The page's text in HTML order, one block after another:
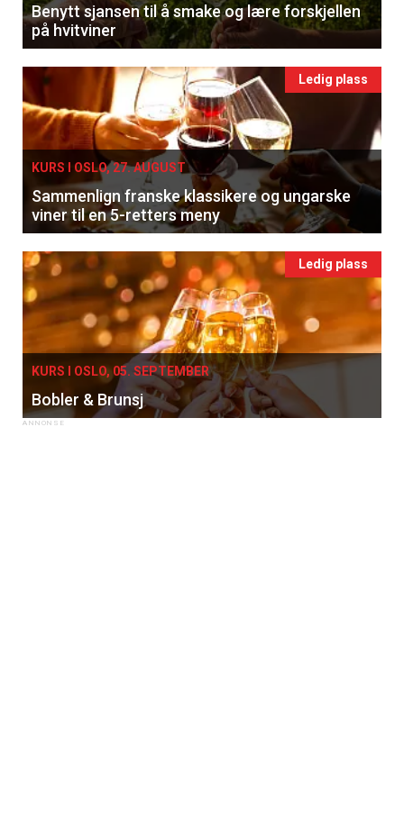
Benytt sjansen til å smake og lære forskjellen
på hvitviner
Ledig plass
KURS I OSLO, 27. AUGUST
Sammenlign franske klassikere og ungarske
viner til en 5-retters meny
Ledig plass
KURS I OSLO, 05. SEPTEMBER
Bobler & Brunsj